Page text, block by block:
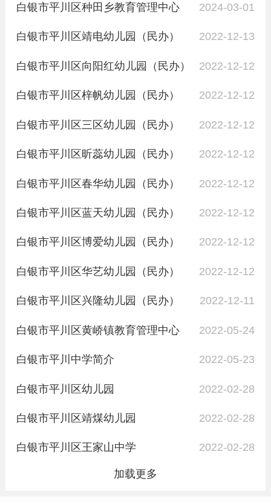
白银市平川区种田乡教育管理中心 2024-03-01
白银市平川区靖电幼儿园（民办） 2022-12-13
白银市平川区向阳红幼儿园（民办） 2022-12-12
白银市平川区梓帆幼儿园（民办） 2022-12-12
白银市平川区三区幼儿园（民办） 2022-12-12
白银市平川区昕蕊幼儿园（民办） 2022-12-12
白银市平川区春华幼儿园（民办） 2022-12-12
白银市平川区蓝天幼儿园（民办） 2022-12-12
白银市平川区博爱幼儿园（民办） 2022-12-12
白银市平川区华艺幼儿园（民办） 2022-12-12
白银市平川区兴隆幼儿园（民办） 2022-12-11
白银市平川区黄峤镇教育管理中心 2022-05-24
白银市平川中学简介 2022-05-23
白银市平川区幼儿园 2022-02-28
白银市平川区靖煤幼儿园 2022-02-28
白银市平川区王家山中学 2022-02-28
加载更多